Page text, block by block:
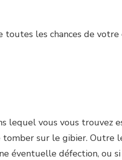
les chances de
lequel vous vous trouvez
sur le gibier. Outre
éventuelle défection, ou